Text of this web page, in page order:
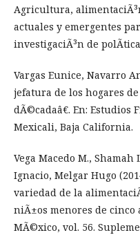
Agricultura,
actuales y emergentes
investigaciÃ³n de
Vargas Eunice, Navarro
jefatura de los hogares
dÃ©cadaâ€. En: Estudios
Mexicali, Baja California.
Vega Macedo M.,
Ignacio, Melgar Hugo
variedad de la
niÃ±os menores de cinco
MÃ©xico, vol. 56.